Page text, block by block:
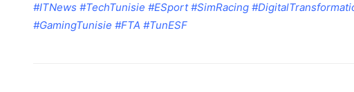
#ITNews #TechTunisie #ESport #SimRacing
#GamingTunisie #FTA #TunESF